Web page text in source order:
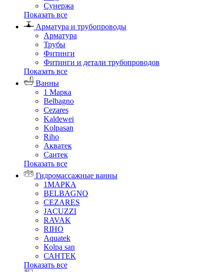
Сунержа
Показать все
Арматура и трубопроводы
Арматура
Трубы
Фитинги
Фитинги и детали трубопроводов
Показать все
Ванны
1 Марка
Belbagno
Cezares
Kaldewei
Kolpasan
Riho
Акватек
Сантек
Показать все
Гидромассажные ванны
1МАРКА
BELBAGNO
CEZARES
JACUZZI
RAVAK
RIHO
Аquatek
Кolpa san
САНТЕК
Показать все